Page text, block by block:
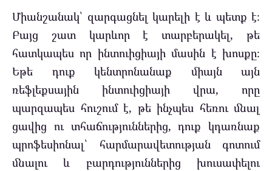
Միանշանակ՝ զարգացնել կարելի է և պետք է։
Բայց շատ կարևոր է տարբերակել, թե
հատկապես որ ինտուիցիայի մասին է խոսքը։
Եթե դուք կենտրոնանաք միայն այն
ռեֆլեքսային ինտուիցիայի վրա, որը
պարզապես հուշում է, թե ինչպես հեռու մնալ
ցավից ու տհաճություններից, դուք կդառնաք
պրոֆեսիոնալ՝ հարմարավետության գոտում
մնալու և բարդություններից խուսափելու